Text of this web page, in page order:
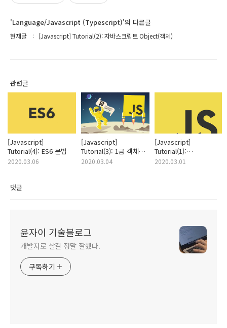
'Language/Javascript (Typescript)'의 다른글
현재글 [Javascript] Tutorial(2): 자바스크립트 Object(객체)
관련글
[Javascript]
Tutorial(4): ES6 문법
2020.03.06
[Javascript]
Tutorial(3): 1급 객체
함수
2020.03.04
[Javascript]
Tutorial(1):
자바스크립트 개요
2020.03.01
댓글
윤자이 기술블로그
개발자로 살길 정말 잘했다.
구독하기